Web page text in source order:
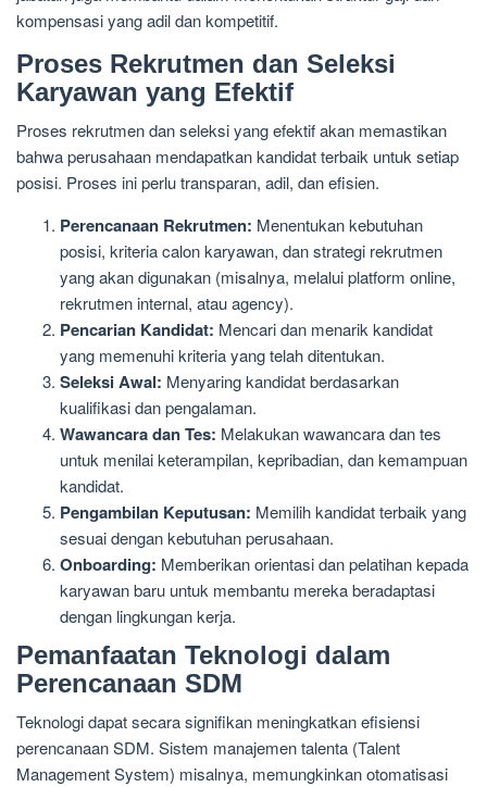
kompensasi yang adil dan kompetitif.
Proses Rekrutmen dan Seleksi
Karyawan yang Efektif
Proses rekrutmen dan seleksi yang efektif akan memastikan
bahwa perusahaan mendapatkan kandidat terbaik untuk setiap
posisi. Proses ini perlu transparan, adil, dan efisien.
Perencanaan Rekrutmen: Menentukan kebutuhan
posisi, kriteria calon karyawan, dan strategi rekrutmen
yang akan digunakan (misalnya, melalui platform online,
rekrutmen internal, atau agency).
Pencarian Kandidat: Mencari dan menarik kandidat
yang memenuhi kriteria yang telah ditentukan.
Seleksi Awal: Menyaring kandidat berdasarkan
kualifikasi dan pengalaman.
Wawancara dan Tes: Melakukan wawancara dan tes
untuk menilai keterampilan, kepribadian, dan kemampuan
kandidat.
Pengambilan Keputusan: Memilih kandidat terbaik yang
sesuai dengan kebutuhan perusahaan.
Onboarding: Memberikan orientasi dan pelatihan kepada
karyawan baru untuk membantu mereka beradaptasi
dengan lingkungan kerja.
Pemanfaatan Teknologi dalam
Perencanaan SDM
Teknologi dapat secara signifikan meningkatkan efisiensi
perencanaan SDM. Sistem manajemen talenta (Talent
Management System) misalnya, memungkinkan otomatisasi